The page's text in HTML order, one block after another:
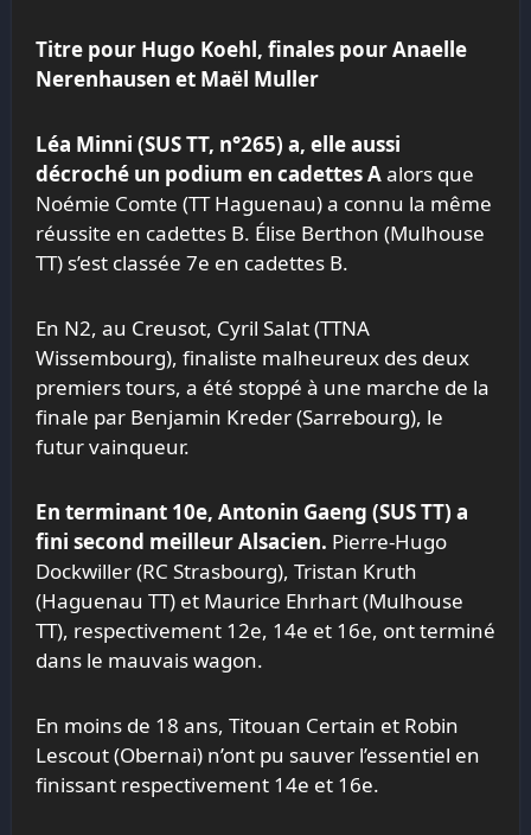
Titre pour Hugo Koehl, finales pour Anaelle
Nerenhausen et Maël Muller
Léa Minni (SUS TT, n°265) a, elle aussi
décroché un podium en cadettes Aalors que
Noémie Comte (TT Haguenau) a connu la même
réussite en cadettes B. Élise Berthon (Mulhouse
TT) s’est classée 7e en cadettes B.
En N2, au Creusot, Cyril Salat (TTNA
Wissembourg), finaliste malheureux des deux
premiers tours, a été stoppé à une marche de la
finale par Benjamin Kreder (Sarrebourg), le
futur vainqueur.
En terminant 10e, Antonin Gaeng (SUS TT) a
fini second meilleur Alsacien. Pierre-Hugo
Dockwiller (RC Strasbourg), Tristan Kruth
(Haguenau TT) et Maurice Ehrhart (Mulhouse
TT), respectivement 12e, 14e et 16e, ont terminé
dans le mauvais wagon.
En moins de 18 ans, Titouan Certain et Robin
Lescout (Obernai) n’ont pu sauver l’essentiel en
finissant respectivement 14e et 16e.